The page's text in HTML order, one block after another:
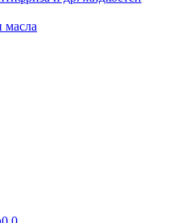
масла